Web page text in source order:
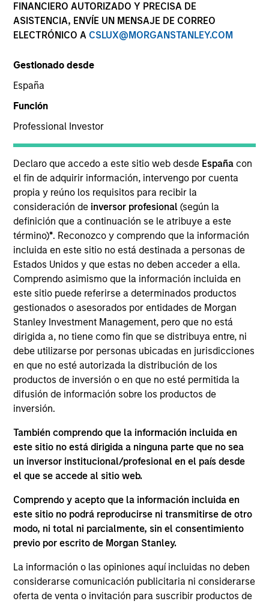
FINANCIERO AUTORIZADO Y PRECISA DE
ASISTENCIA, ENVÍE UN MENSAJE DE CORREO
ELECTRÓNICO A CSLUX@MORGANSTANLEY.COM
Gestionado desde
España
Función
Professional Investor
Declaro que accedo a este sitio web desde España con
el fin de adquirir información, intervengo por cuenta
propia y reúno los requisitos para recibir la
consideración de inversor profesional(según la
definición que a continuación se le atribuye a este
término)*. Reconozco y comprendo que la información
incluida en este sitio no está destinada a personas de
Estados Unidos y que estas no deben acceder a ella.
Comprendo asimismo que la información incluida en
este sitio puede referirse a determinados productos
gestionados o asesorados por entidades de Morgan
Stanley Investment Management, pero que no está
dirigida a, no tiene como fin que se distribuya entre, ni
debe utilizarse por personas ubicadas en jurisdicciones
en que no esté autorizada la distribución de los
productos de inversión o en que no esté permitida la
difusión de información sobre los productos de
inversión.
También comprendo que la información incluida en
este sitio no está dirigida a ninguna parte que no sea
un inversor institucional/profesional en el país desde
el que se accede al sitio web.
Comprendo y acepto que la información incluida en
este sitio no podrá reproducirse ni transmitirse de otro
modo, ni total ni parcialmente, sin el consentimiento
previo por escrito de Morgan Stanley.
La información o las opiniones aquí incluidas no deben
considerarse comunicación publicitaria ni considerarse
oferta de venta o invitación para suscribir productos de
YEARS OF INDUSTRY EXPERIENCE
EQUIPO
Mortgage & Securitized Team
Andrew Szczurowski is Co-Head of the Mortgage
and Securitized investment team and a portfolio
manager on the Mortgage and Securitized
investment team. He joined Eaton Vance in 2007.
Morgan Stanley acquired Eaton Vance in March
2021. Previously at Eaton Vance, he was a portfolio
manager on Eaton Vance’s Global Income team,
responsible for buy and sell decisions, portfolio
construction, and risk management for the firm’s
mortgage-backed strategies. Andrew began his
career in the investment industry in 2005. Before
joining Eaton Vance, he was affiliated with BNY
Peter T. Paul College of Business and Economics at
the University of New Hampshire. He holds the
Chartered Financial Analyst designation and is a
member of the CFA Society Boston.
ARTÍCULOS RELACIONADOS